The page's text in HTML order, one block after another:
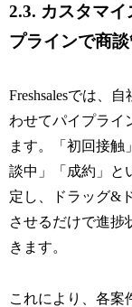
2.3. カスタマ
プラインで商
Freshsalesでは、
わせてパイプライ
ます。「初回接触
談中」「成約」と
定し、ドラッグ&
させるだけで進捗
きます。
これにより、各案